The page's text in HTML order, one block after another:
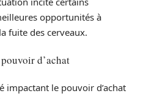
opportunités à
fuite des cerveaux.
d’achat
impactant le pouvoir d’achat